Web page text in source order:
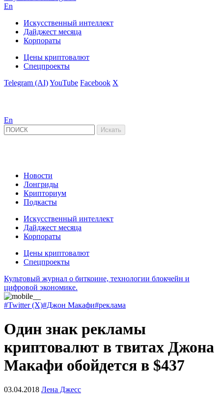
En
Искусственный интеллект
Дайджест месяца
Корпораты
Цены криптовалют
Спецпроекты
Telegram (AI)YouTube Facebook X
En
Новости
Лонгриды
Крипториум
Подкасты
Искусственный интеллект
Дайджест месяца
Корпораты
Цены криптовалют
Спецпроекты
Культовый журнал о биткоине, технологии блокчейн и
цифровой экономике.
#Twitter (X)#Джон Макафи#реклама
Один знак рекламы
криптовалют в твитах Джона
Макафи обойдется в $437
03.04.2018 Лена Джесс